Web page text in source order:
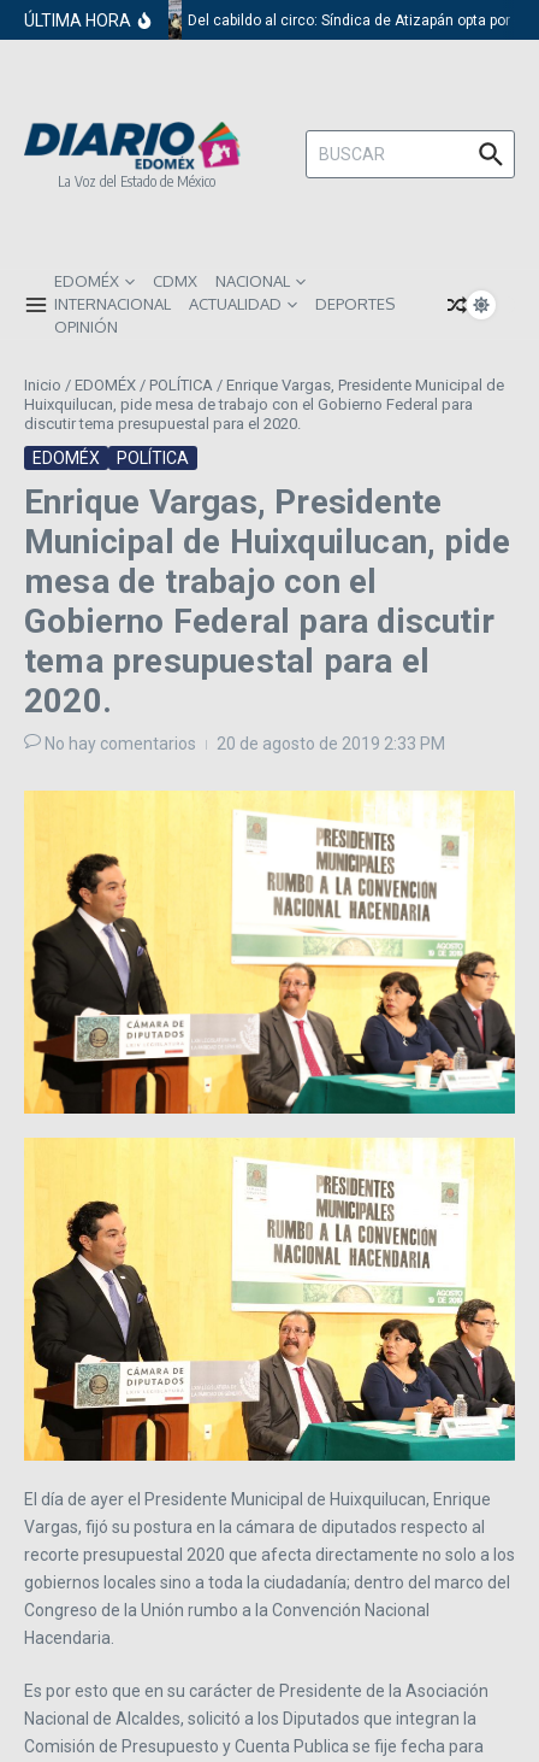
Saltar al contenido
ÚLTIMA HORA Del cabildo al circo: Síndica de Atizapán opta por el
La Voz del Estado de México
Buscar:
EDOMÉX CDMX
NACIONAL
INTERNACIONAL
ACTUALIDAD
DEPORTES
OPINIÓN
Inicio / EDOMÉX / POLÍTICA / Enrique Vargas, Presidente Municipal de
Huixquilucan, pide mesa de trabajo con el Gobierno Federal para
discutir tema presupuestal para el 2020.
EDOMÉX POLÍTICA
Enrique Vargas, Presidente
Municipal de Huixquilucan, pide
mesa de trabajo con el
Gobierno Federal para discutir
tema presupuestal para el
2020.
No hay comentarios 20 de agosto de 2019 2:33 PM
El día de ayer el Presidente Municipal de Huixquilucan, Enrique
Vargas, fijó su postura en la cámara de diputados respecto al
recorte presupuestal 2020 que afecta directamente no solo a los
gobiernos locales sino a toda la ciudadanía; dentro del marco del
Congreso de la Unión rumbo a la Convención Nacional
Hacendaria.
Es por esto que en su carácter de Presidente de la Asociación
Nacional de Alcaldes, solicitó a los Diputados que integran la
Comisión de Presupuesto y Cuenta Publica se fije fecha para